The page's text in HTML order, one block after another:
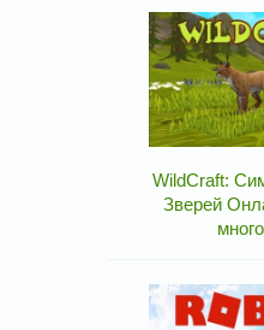
WildCraft:
Зверей